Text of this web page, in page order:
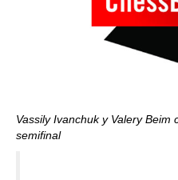
Vassily Ivanchuk y Valery
semifinal